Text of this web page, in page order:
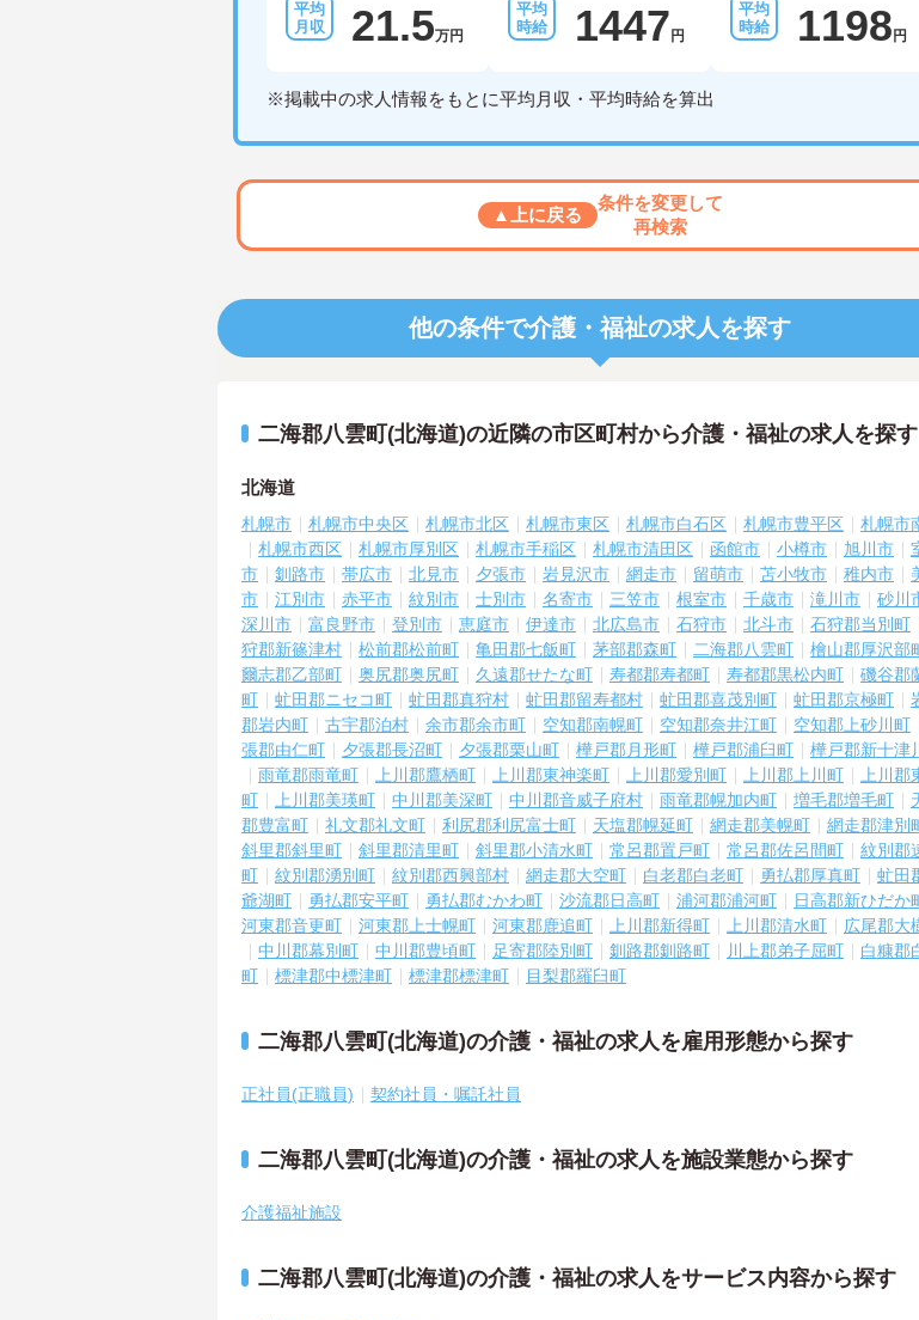
21.5万円 1447 円 1198 円
※掲載中の求人情報をもとに平均月収・平均時給を算出
▲上に戻る
条件を変更して
再検索
他の条件で介護・福祉の求人を探す
二海郡八雲町(北海道)の近隣の市区町村から介護・福祉の求人を探す
北海道
札幌市 札幌市中央区 札幌市北区 札幌市東区 札幌市白石区 札幌市豊平区
札幌市
札幌市西区
札幌市厚別区 札幌市手稲区 札幌市清田区 函館市 小樽市 旭川市
市
釧路市 帯広市 北見市 夕張市 岩見沢市 網走市 留萌市 苫小牧市 稚内市
市
江別市 赤平市 紋別市 士別市 名寄市 三笠市 根室市 千歳市 滝川市
砂川
深川市
富良野市 登別市 恵庭市 伊達市 北広島市 石狩市 北斗市 石狩郡当別町
狩郡新篠津村
松前郡松前町 亀田郡七飯町 茅部郡森町 二海郡八雲町
檜山郡厚沢部
爾志郡乙部町
奥尻郡奥尻町 久遠郡せたな町 寿都郡寿都町 寿都郡黒松内町
磯谷郡
町
虻田郡ニセコ町 虻田郡真狩村 虻田郡留寿都村 虻田郡喜茂別町 虻田郡京極町
郡岩内町
古宇郡泊村 余市郡余市町 空知郡南幌町 空知郡奈井江町 空知郡上砂川町
張郡由仁町
夕張郡長沼町 夕張郡栗山町 樺戸郡月形町 樺戸郡浦臼町
樺戸郡新十津
雨竜郡雨竜町
上川郡鷹栖町 上川郡東神楽町 上川郡愛別町 上川郡上川町
上川郡
町
上川郡美瑛町 中川郡美深町 中川郡音威子府村 雨竜郡幌加内町 増毛郡増毛町
郡豊富町
礼文郡礼文町 利尻郡利尻富士町 天塩郡幌延町 網走郡美幌町
網走郡津別
斜里郡斜里町
斜里郡清里町 斜里郡小清水町 常呂郡置戸町 常呂郡佐呂間町
紋別郡
町
紋別郡湧別町 紋別郡西興部村 網走郡大空町 白老郡白老町 勇払郡厚真町
虻田
爺湖町
勇払郡安平町 勇払郡むかわ町 沙流郡日高町 浦河郡浦河町
日高郡新ひだか
河東郡音更町
河東郡上士幌町 河東郡鹿追町 上川郡新得町 上川郡清水町
広尾郡大
中川郡幕別町
中川郡豊頃町 足寄郡陸別町 釧路郡釧路町 川上郡弟子屈町
白糠郡
町
標津郡中標津町 標津郡標津町 目梨郡羅臼町
二海郡八雲町(北海道)の介護・福祉の求人を雇用形態から探す
正社員(正職員) 契約社員・嘱託社員
二海郡八雲町(北海道)の介護・福祉の求人を施設業態から探す
介護福祉施設
二海郡八雲町(北海道)の介護・福祉の求人をサービス内容から探す